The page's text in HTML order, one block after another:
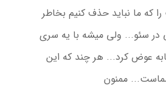
که ما نباید حذف کنیم بخاطر
در سئو... ولی میشه با یه سری
عوض کرد... هر چند که این
شماست... ممنون